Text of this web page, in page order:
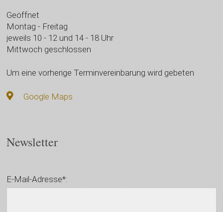
Geöffnet
Montag - Freitag
jeweils 10 - 12 und 14 - 18 Uhr
Mittwoch geschlossen
Um eine vorherige Terminvereinbarung wird gebeten
Google Maps
Newsletter
E-Mail-Adresse*: